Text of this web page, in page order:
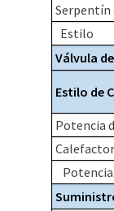
Estilo
Válvula
Estilo de
Potencia